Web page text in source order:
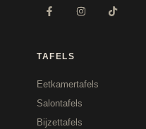
TAFELS
Eetkamertafels
Salontafels
Bijzettafels